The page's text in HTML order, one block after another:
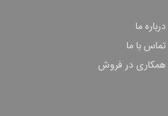
درباره ما
تماس با ما
همکاری در فروش